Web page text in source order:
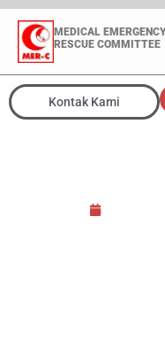
MEDICAL
RESCUE COMMITTEE
Kontak Kami